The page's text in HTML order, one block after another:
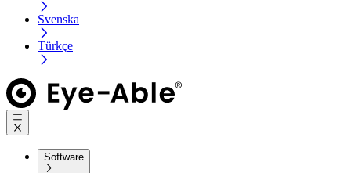
Svenska
Türkçe
Software